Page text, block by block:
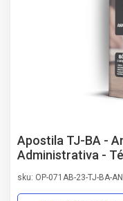
Apostila TJ-BA -
Administrativa -
sku: OP-071AB-23-TJ-BA-